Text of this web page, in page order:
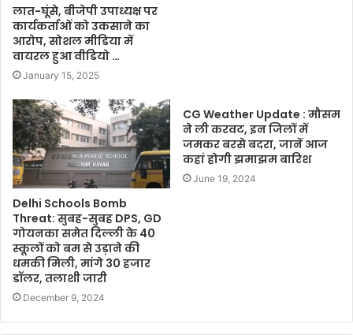
लात-घूंसे, बीजेपी उपाध्यक्ष पर
कार्यकर्ताओं को उकसाने का
आरोप, सोशल मीडिया में
वायरल हुआ वीडियो …
January 15, 2025
Delhi Schools Bomb
Threat: सुबह-सुबह DPS, GD
गोयनका समेत दिल्ली के 40
स्कूलों को बम से उड़ाने की
धमकी मिली, मांगे 30 हजार
डॉलर, तलाशी जारी
December 9, 2024
CG Weather Update : मौसम
ने ली करवट, इन जिलों में
जमकर बरसे बदरा, जानें आज
कहां होगी झमाझम बारिश
June 19, 2024